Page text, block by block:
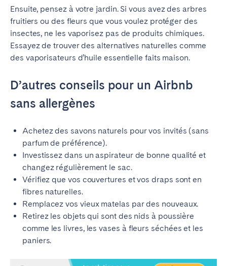
Ensuite, pensez à votre jardin. Si vous avez des arbres
fruitiers ou des fleurs que vous voulez protéger des
insectes, ne les vaporisez pas de produits chimiques.
Essayez de trouver des alternatives naturelles comme
des vaporisateurs d’huile essentielle faits maison.
D’autres conseils pour un Airbnb
sans allergènes
Achetez des savons naturels pour vos invités (sans
parfum de préférence).
Investissez dans un aspirateur de bonne qualité et
changez régulièrement le sac.
Vérifiez que vos couvertures et vos draps sont en
fibres naturelles.
Remplacez vos vieux matelas par des nouveaux.
Retirez les objets qui sont des nids à poussière
comme les livres, les vases à fleurs séchées et les
paniers.